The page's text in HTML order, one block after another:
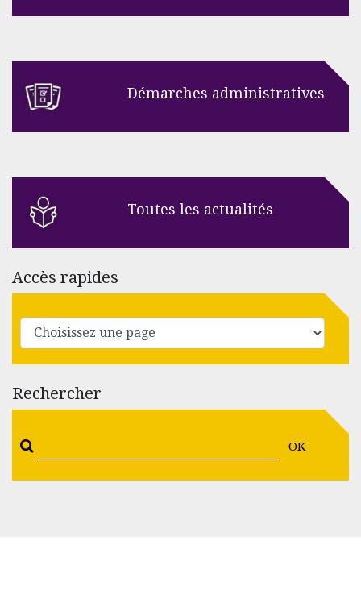
Démarches administratives
Toutes les actualités
Accès rapides
Rechercher
OK